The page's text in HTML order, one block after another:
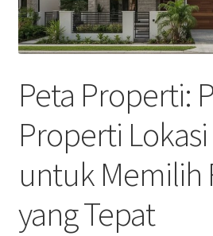
Peta Properti:
Properti
untuk Memilih
yang Tepat